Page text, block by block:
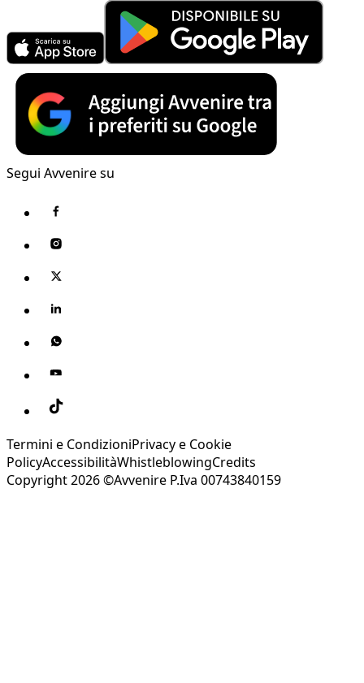
Segui Avvenire su
Termini e CondizioniPrivacy e Cookie
PolicyAccessibilitàWhistleblowingCredits
Copyright 2026 ©Avvenire P.Iva 00743840159